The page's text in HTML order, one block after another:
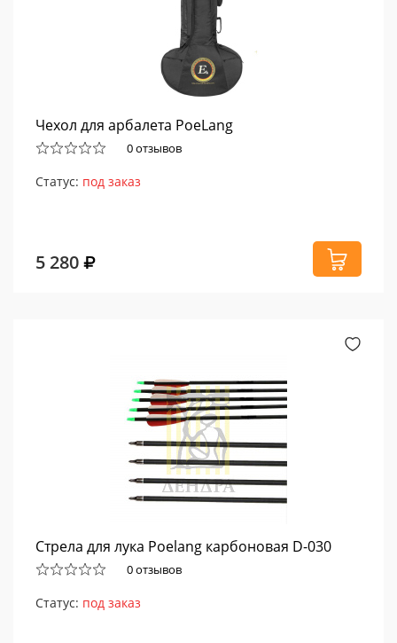
Чехол для арбалета PoeLang
0 отзывов
Статус: под заказ
5 280
Стрела для лука Poelang карбоновая D-030
0 отзывов
Статус: под заказ